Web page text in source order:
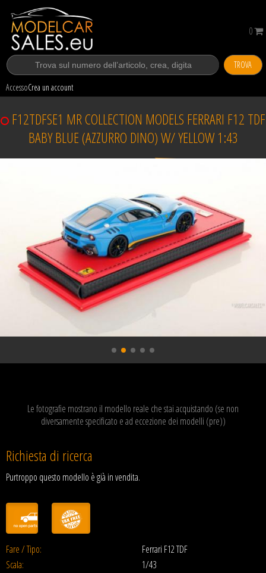
TROVA
AccessoCrea un account
0
F12TDFSE1 MR COLLECTION MODELS FERRARI F12 TDF
BABY BLUE (AZZURRO DINO) W/ YELLOW 1:43
Venduto
Le fotografie mostrano il modello reale che stai acquistando (se non
diversamente specificato e ad eccezione dei modelli (pre))
Richiesta di ricerca
Purtroppo questo modello è già in vendita.
Fare / Tipo:
Ferrari F12 TDF
Scala:
1/43